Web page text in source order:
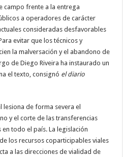
campo frente a la entrega
a operadores de carácter
consideradas desfavorables
evitar que los técnicos y
la malversación y el abandono de
de Diego Riveira ha instaurado un
el texto, consignó el diario
lesiona de forma severa el
y el corte de las transferencias
todo el país. La legislación
los recursos coparticipables viales
a las direcciones de vialidad de